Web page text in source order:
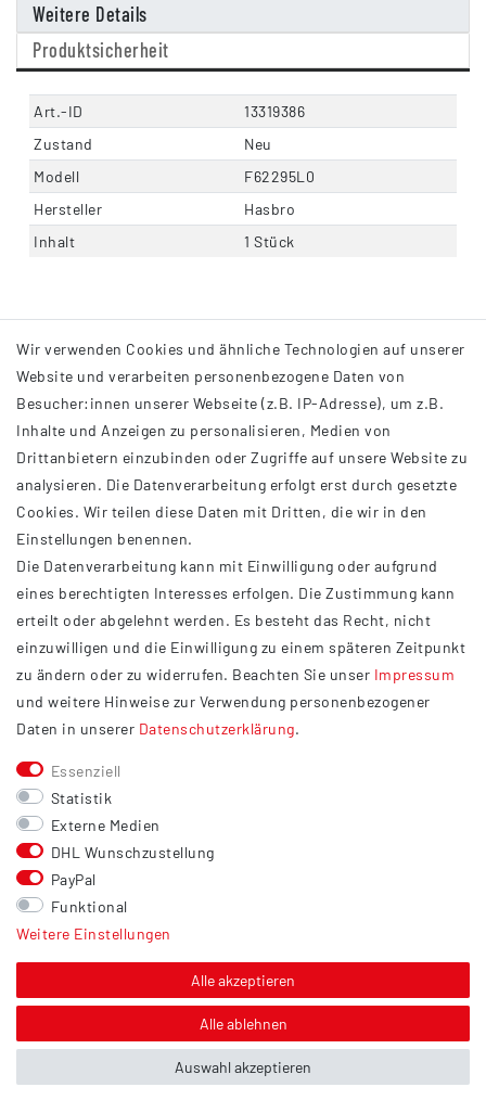
Weitere Details
Produktsicherheit
Art.-ID
13319386
Zustand
Neu
Modell
F62295L0
Hersteller
Hasbro
Inhalt
1 Stück
INFORMATIONEN
AGB
Impressum
Datenschutzerklärung
Widerrufsrecht
Barrierefreiheit
Service
Kontakt
Versand
Zahlung
Vertrag widerrufen
Sonstiges
Hinweis zur Entsorgung von Altbatterien & Altöl
Über uns
Wir verwenden Cookies und ähnliche Technologien auf unserer
Website und verarbeiten personenbezogene Daten von
Besucher:innen unserer Webseite (z.B. IP-Adresse), um z.B.
Inhalte und Anzeigen zu personalisieren, Medien von
Drittanbietern einzubinden oder Zugriffe auf unsere Website zu
analysieren. Die Datenverarbeitung erfolgt erst durch gesetzte
Cookies. Wir teilen diese Daten mit Dritten, die wir in den
Einstellungen benennen.
Die Datenverarbeitung kann mit Einwilligung oder aufgrund
eines berechtigten Interesses erfolgen. Die Zustimmung kann
erteilt oder abgelehnt werden. Es besteht das Recht, nicht
einzuwilligen und die Einwilligung zu einem späteren Zeitpunkt
zu ändern oder zu widerrufen. Beachten Sie unser Impressum
und weitere Hinweise zur Verwendung personenbezogener
Daten in unserer Daten­schutz­erklärung.
Essenziell
Statistik
Externe Medien
DHL Wunschzustellung
PayPal
Funktional
Weitere Einstellungen
Alle akzeptieren
Alle ablehnen
Auswahl akzeptieren